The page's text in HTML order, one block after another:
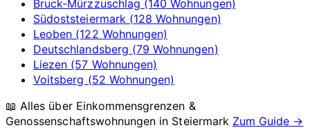
Bruck-Mürzzuschlag (140 Wohnungen)
Südoststeiermark (128 Wohnungen)
Leoben (122 Wohnungen)
Deutschlandsberg (79 Wohnungen)
Liezen (57 Wohnungen)
Voitsberg (52 Wohnungen)
📖 Alles über Einkommensgrenzen &
Genossenschaftswohnungen in Steiermark Zum Guide →